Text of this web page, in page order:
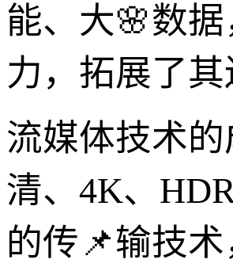
能、大🌸数
力，拓展了
流媒体技术
清、4K、
的传📌输技